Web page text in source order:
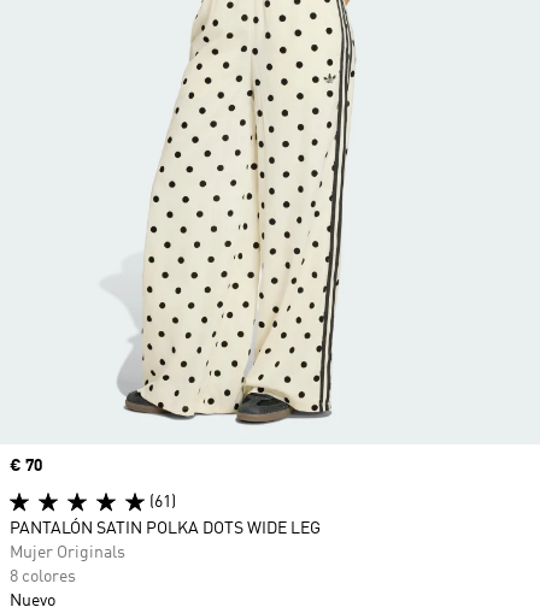
Precio
€ 70
(61)
PANTALÓN SATIN POLKA DOTS WIDE LEG
Mujer Originals
8 colores
Nuevo